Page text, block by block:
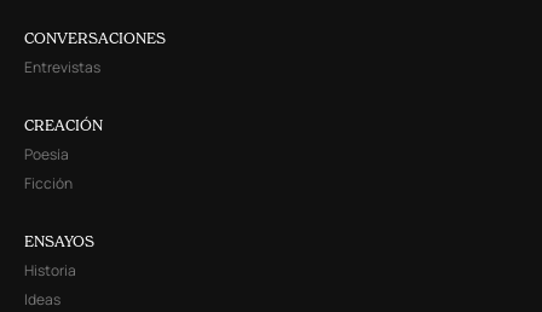
CONVERSACIONES
Entrevistas
CREACIÓN
Poesía
Ficción
ENSAYOS
Historia
Ideas